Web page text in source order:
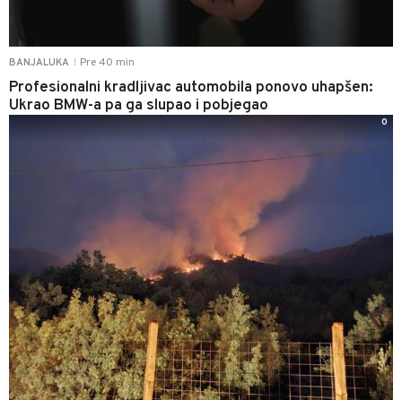
BANJALUKA Pre 40 min
Profesionalni kradljivac automobila ponovo uhapšen:
Ukrao BMW-a pa ga slupao i pobjegao
0